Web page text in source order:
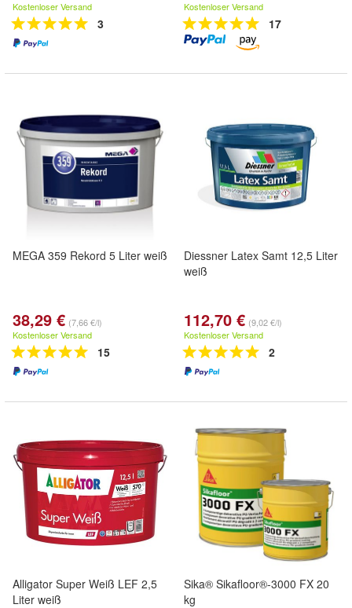
Kostenloser Versand
3
Kostenloser Versand
17
MEGA 359 Rekord 5 Liter weiß
38,29 € (7,66 €/l)
Kostenloser Versand
15
Diessner Latex Samt 12,5 Liter
weiß
112,70 € (9,02 €/l)
Kostenloser Versand
2
Alligator Super Weiß LEF 2,5
Liter weiß
Sika® Sikafloor®-3000 FX 20
kg